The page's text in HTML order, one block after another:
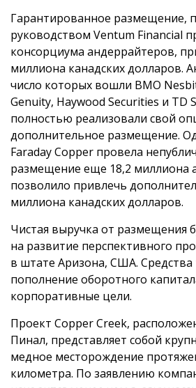
Гарантированное размещение,
руководством Ventum Financial
консорциума андеррайтеров,
миллиона канадских долларов.
число которых вошли BMO
Genuity, Haywood Securities и TD
полностью реализовали свой
дополнительное размещение.
Faraday Copper провела
размещение еще 18,2 миллиона
позволило привлечь
миллиона канадских долларов.
Чистая выручка от размещения
на развитие перспективного
в штате Аризона, США. Средства
пополнение оборотного
корпоративные цели.
Проект Copper Creek,
Пинал, представляет собой
медное месторождение
километра. По заявлению